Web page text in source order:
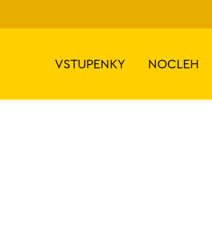
VSTUPENKY NOCLEH